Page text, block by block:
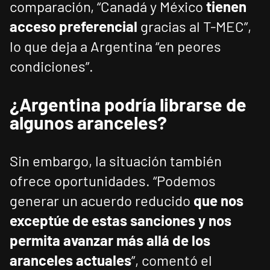
comparación, “Canadá y México tienen
acceso preferencial gracias al T-MEC”,
lo que deja a Argentina “en peores
condiciones”.
¿Argentina podría librarse de
algunos aranceles?
Sin embargo, la situación también
ofrece oportunidades. “Podemos
generar un acuerdo reducido que nos
exceptúe de estas sanciones y nos
permita avanzar más allá de los
aranceles actuales”, comentó el